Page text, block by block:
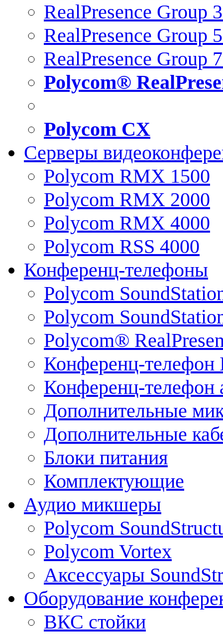
RealPresence Group
RealPresence Group
RealPresence Group
Polycom®
Polycom CX
Серверы
Polycom RMX 1500
Polycom RMX 2000
Polycom RMX 4000
Polycom RSS 4000
Конференц-телефоны
Polycom
Polycom
Polycom®
Конференц-телефон
Конференц-телефон
Дополнительные
Дополнительные
Блоки питания
Комплектующие
Аудио микшеры
Polycom
Polycom Vortex
Аксессуары
Оборудование
ВКС стойки